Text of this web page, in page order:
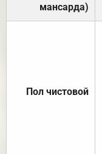
мансарда)
Пол чистовой